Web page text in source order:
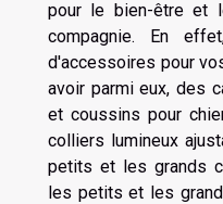
pour le bien-être et
compagnie. En
d'accessoires pour
avoir parmi eux, des
et coussins pour
colliers lumineux
petits et les grands
les petits et les